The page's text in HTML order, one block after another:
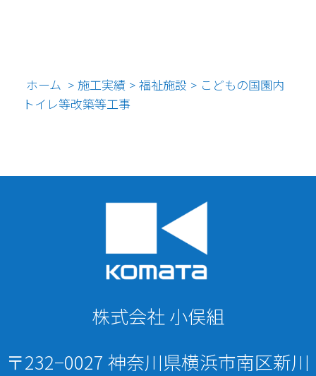
ホーム > 施工実績 > 福祉施設 > こどもの国園内
トイレ等改築等工事
株式会社 小俣組
〒232−0027 神奈川県横浜市南区新川